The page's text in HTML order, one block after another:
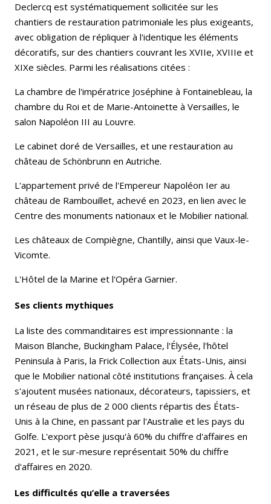
Declercq est systématiquement sollicitée sur les
chantiers de restauration patrimoniale les plus exigeants,
avec obligation de répliquer à l'identique les éléments
décoratifs, sur des chantiers couvrant les XVIIe, XVIIIe et
XIXe siècles. Parmi les réalisations citées :
La chambre de l'impératrice Joséphine à Fontainebleau, la
chambre du Roi et de Marie-Antoinette à Versailles, le
salon Napoléon III au Louvre.
Le cabinet doré de Versailles, et une restauration au
château de Schönbrunn en Autriche.
L'appartement privé de l'Empereur Napoléon Ier au
château de Rambouillet, achevé en 2023, en lien avec le
Centre des monuments nationaux et le Mobilier national.
Les châteaux de Compiègne, Chantilly, ainsi que Vaux-le-
Vicomte.
L'Hôtel de la Marine et l'Opéra Garnier.
Ses clients mythiques
La liste des commanditaires est impressionnante : la
Maison Blanche, Buckingham Palace, l'Élysée, l'hôtel
Peninsula à Paris, la Frick Collection aux États-Unis, ainsi
que le Mobilier national côté institutions françaises. À cela
s'ajoutent musées nationaux, décorateurs, tapissiers, et
un réseau de plus de 2 000 clients répartis des États-
Unis à la Chine, en passant par l'Australie et les pays du
Golfe. L'export pèse jusqu'à 60% du chiffre d'affaires en
2021, et le sur-mesure représentait 50% du chiffre
d'affaires en 2020.
Les difficultés qu’elle a traversées